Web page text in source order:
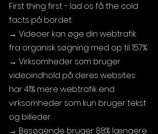
First thing first - lad os få the cold
facts på bordet:
→ Videoer kan øge din webtrafik
fra organisk søgning med op til 157%
→ Virksomheder som bruger
videoindhold på deres websites
har 41% mere webtrafik end
virksomheder som kun bruger tekst
og billeder
→ Besøgende bruger 88% længere